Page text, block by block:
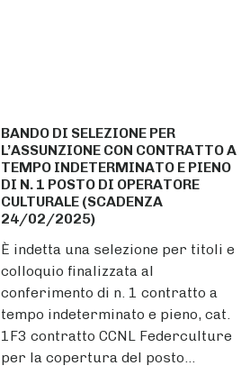
BANDO DI SELEZIONE PER
L’ASSUNZIONE CON CONTRATTO A
TEMPO INDETERMINATO E PIENO
DI N. 1 POSTO DI OPERATORE
CULTURALE (SCADENZA
24/02/2025)
È indetta una selezione per titoli e
colloquio finalizzata al
conferimento di n. 1 contratto a
tempo indeterminato e pieno, cat.
1F3 contratto CCNL Federculture
per la copertura del posto…